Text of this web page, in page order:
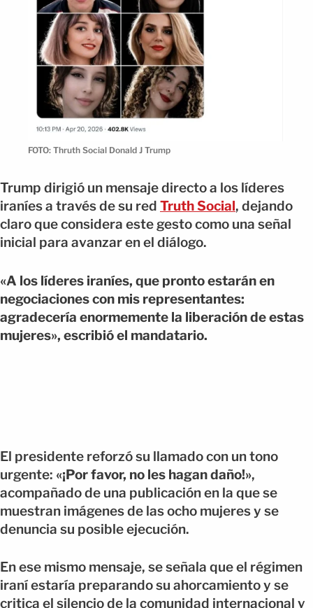
FOTO: Thruth Social Donald J Trump
Trump dirigió un mensaje directo a los líderes
iraníes a través de su red Truth Social, dejando
claro que considera este gesto como una señal
inicial para avanzar en el diálogo.
«A los líderes iraníes, que pronto estarán en
negociaciones con mis representantes:
agradecería enormemente la liberación de estas
mujeres», escribió el mandatario.
El presidente reforzó su llamado con un tono
urgente: «¡Por favor, no les hagan daño!»,
acompañado de una publicación en la que se
muestran imágenes de las ocho mujeres y se
denuncia su posible ejecución.
En ese mismo mensaje, se señala que el régimen
iraní estaría preparando su ahorcamiento y se
critica el silencio de la comunidad internacional y